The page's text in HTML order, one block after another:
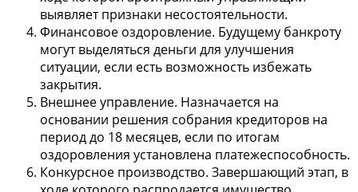
выявляет признаки несостоятельности.
Финансовое оздоровление. Будущему банкроту
могут выделяться деньги для улучшения
ситуации, если есть возможность избежать
закрытия.
Внешнее управление. Назначается на
основании решения собрания кредиторов на
период до 18 месяцев, если по итогам
оздоровления установлена платежеспособность.
Конкурсное производство. Завершающий этап, в